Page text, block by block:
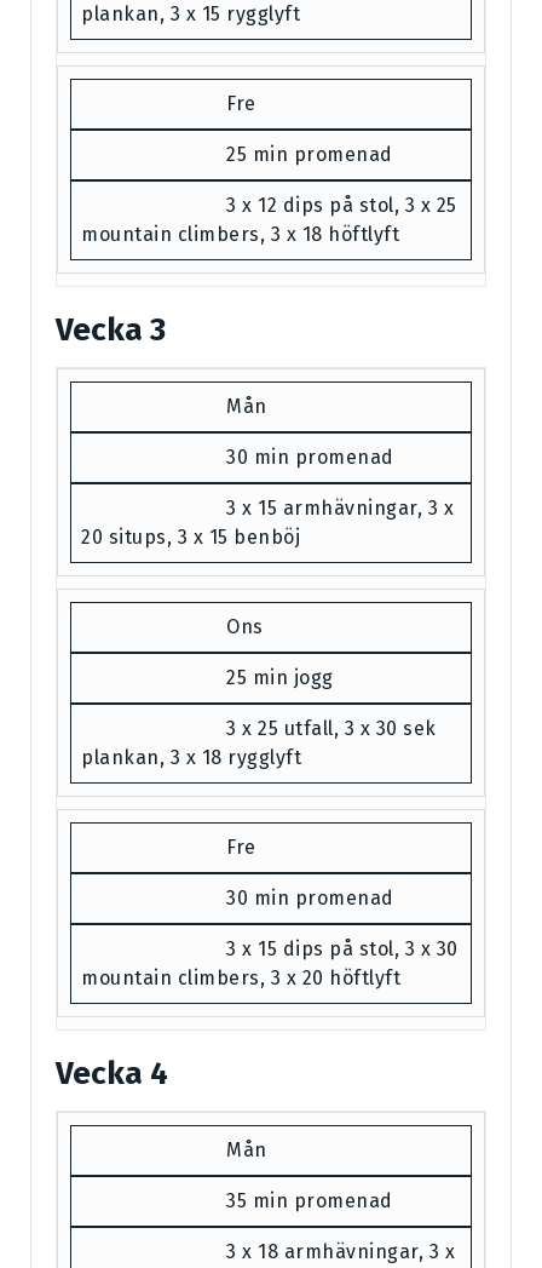
plankan, 3 x 15 rygglyft
Fre
25 min promenad
3 x 12 dips på stol, 3 x 25
mountain climbers, 3 x 18 höftlyft
Vecka 3
Mån
30 min promenad
3 x 15 armhävningar, 3 x
20 situps, 3 x 15 benböj
Ons
25 min jogg
3 x 25 utfall, 3 x 30 sek
plankan, 3 x 18 rygglyft
Fre
30 min promenad
3 x 15 dips på stol, 3 x 30
mountain climbers, 3 x 20 höftlyft
Vecka 4
Mån
35 min promenad
3 x 18 armhävningar, 3 x